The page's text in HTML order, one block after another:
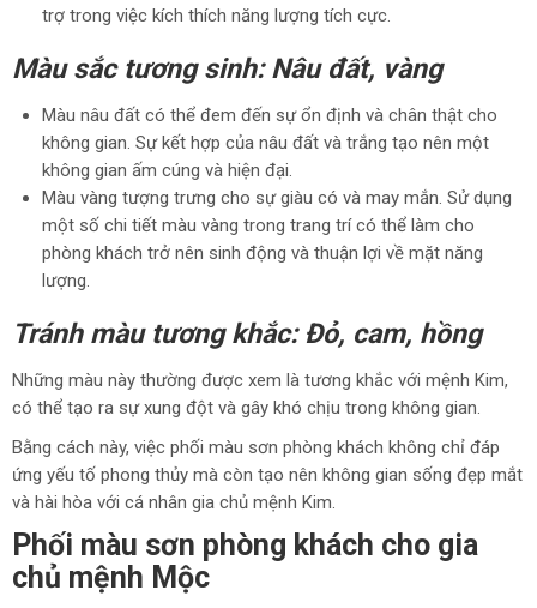
trợ trong việc kích thích năng lượng tích cực.
Màu sắc tương sinh: Nâu đất, vàng
Màu nâu đất có thể đem đến sự ổn định và chân thật cho
không gian. Sự kết hợp của nâu đất và trắng tạo nên một
không gian ấm cúng và hiện đại.
Màu vàng tượng trưng cho sự giàu có và may mắn. Sử dụng
một số chi tiết màu vàng trong trang trí có thể làm cho
phòng khách trở nên sinh động và thuận lợi về mặt năng
lượng.
Tránh màu tương khắc: Đỏ, cam, hồng
Những màu này thường được xem là tương khắc với mệnh Kim,
có thể tạo ra sự xung đột và gây khó chịu trong không gian.
Bằng cách này, việc phối màu sơn phòng khách không chỉ đáp
ứng yếu tố phong thủy mà còn tạo nên không gian sống đẹp mắt
và hài hòa với cá nhân gia chủ mệnh Kim.
Phối màu sơn phòng khách cho gia
chủ mệnh Mộc